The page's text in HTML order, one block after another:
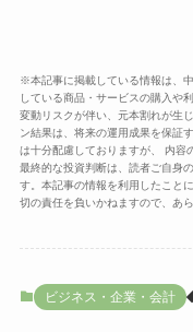
※本記事に掲載している情報は、
している商品・サービスの購入や
変動リスクが伴い、元本割れが生
ン結果は、将来の運用成果を保証
は十分配慮しておりますが、 内容
最終的な投資判断は、読者ご自身
す。本記事の情報を利用したこと
切の責任を負いかねますので、あ
ビジネス・企業・会計